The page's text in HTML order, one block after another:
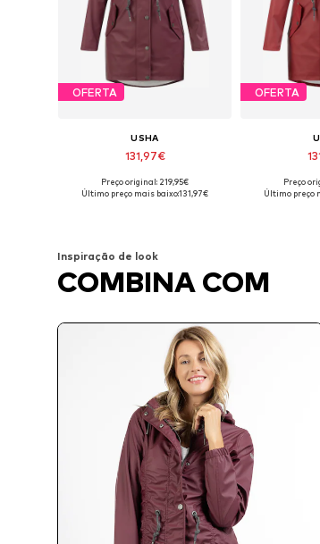
OFERTA
USHA
131,97€
Tamanhos disponíveis: M, L, XL
Preço original: 219,95€
Último preço mais baixo:131,97€
OFERTA
Tamanhos
Preço
Último preço
Inspiração de look
COMBINA COM